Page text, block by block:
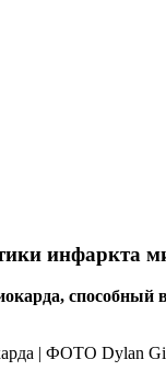
инфаркта